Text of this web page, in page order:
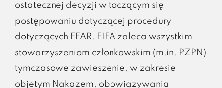
ostatecznej decyzji w toczącym się
postępowaniu dotyczącej procedury
dotyczących FFAR. FIFA zaleca wszystkim
stowarzyszeniom członkowskim (m.in. PZPN)
tymczasowe zawieszenie, w zakresie
objętym Nakazem, obowiązywania